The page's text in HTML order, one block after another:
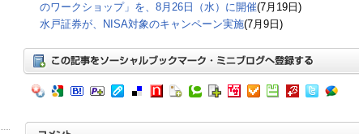
のワークショップ」を、8月26日（水）に開催(7月19日)
水戸証券が、NISA対象のキャンペーン実施(7月9日)